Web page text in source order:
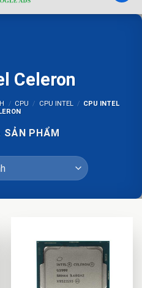
Celeron
/ CPU / CPU INTEL / CPU INTEL
SẢN PHẨM